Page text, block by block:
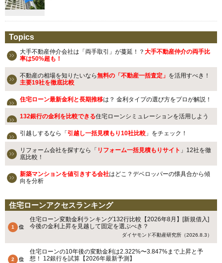
Topics
大手不動産仲介会社は「両手取引」が蔓延！？ 大手不動産仲介の両手比
率は50%超も！
不動産の相場を知りたいなら無料の「不動産一括査定」 を活用すべき！
主要19社を徹底比較
住宅ローン最新金利と長期推移は？ 金利タイプの選び方をプロが解説！
132銀行の金利を比較できる住宅ローンシミュレーションを活用しよう
引越しするなら「 引越し一括見積もり10社比較 」をチェック！
リフォーム会社を探すなら「 リフォーム一括見積もりサイト 」12社を徹
底比較！
新築マンションを値引きする会社はどこ？デベロッパーの懐具合から傾
向を分析
住宅ローンアクセスランキング
住宅ローン変動金利ランキング132行比較【2026年8月】[新規借入]
今後の金利上昇を見越して固定を選ぶべき？
ダイヤモンド不動産研究所（2026.8.3）
住宅ローンの10年後の変動金利は2.322%〜3.847%まで上昇と予
想！ 12銀行を試算【2026年最新予測】